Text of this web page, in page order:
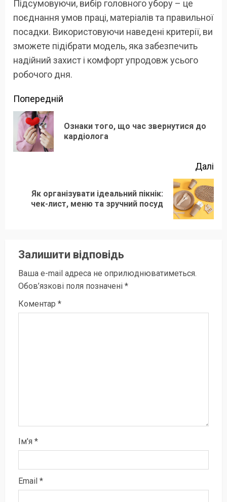
Підсумовуючи, вибір головного убору – це
поєднання умов праці, матеріалів та правильної
посадки. Використовуючи наведені критерії, ви
зможете підібрати модель, яка забезпечить
надійний захист і комфорт упродовж усього
робочого дня.
Продовжити
читання
Попередній
Ознаки того, що час звернутися до
кардіолога
Далі
Наступний
запис:
Як організувати ідеальний пікнік:
чек-лист, меню та зручний посуд
Залишити відповідь
Ваша e-mail адреса не оприлюднюватиметься.
Обов’язкові поля позначені *
Коментар *
Ім'я *
Email *